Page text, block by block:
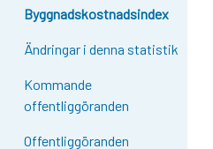
Byggnadskostnadsindex
Ändringar i denna statistik
Kommande
offentliggöranden
Offentliggöranden